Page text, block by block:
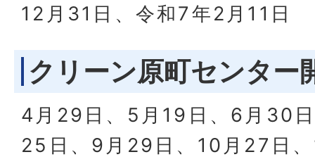
12月31日、令和7年2月11日
クリーン原町センター
4月29日、5月19日、6月30
25日、9月29日、10月27日